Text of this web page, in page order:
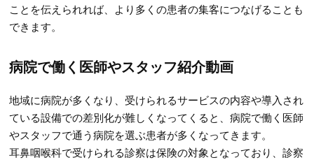
ことを伝えられれば、より多くの患者の集客につなげることも
できます。
病院で働く医師やスタッフ紹介動画
地域に病院が多くなり、受けられるサービスの内容や導入され
ている設備での差別化が難しくなってくると、病院で働く医師
やスタッフで通う病院を選ぶ患者が多くなってきます。
耳鼻咽喉科で受けられる診察は保険の対象となっており、診察